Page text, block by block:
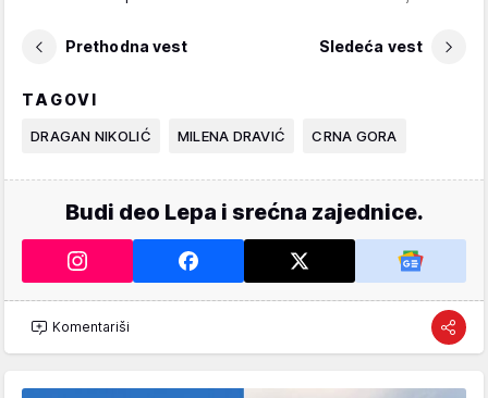
Prethodna vest Sledeća vest
TAGOVI
DRAGAN NIKOLIĆ MILENA DRAVIĆ CRNA GORA
Budi deo Lepa i srećna zajednice.
Komentariši